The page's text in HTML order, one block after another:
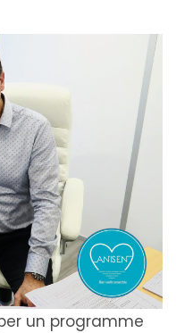
un programme